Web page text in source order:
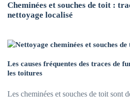
Cheminées et souches de toit :
nettoyage localisé
Les causes fréquentes des traces de
les toitures
Les cheminées et souches de toit sont